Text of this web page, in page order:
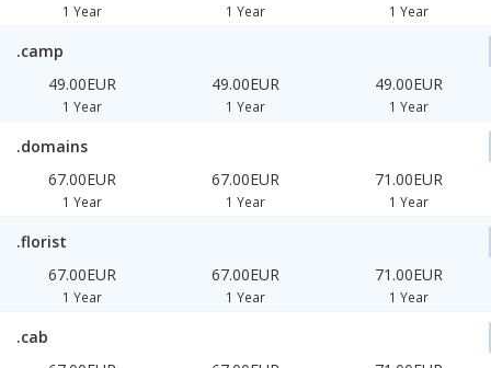
1 Year 1 Year 1 Year
.camp
49.00EUR
1 Year
49.00EUR
1 Year
49.00EUR
1 Year
.domains
67.00EUR
1 Year
67.00EUR
1 Year
71.00EUR
1 Year
.florist
67.00EUR
1 Year
67.00EUR
1 Year
71.00EUR
1 Year
.cab